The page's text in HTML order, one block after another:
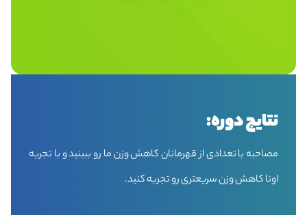
نتایج دوره:
مصاحبه با تعدادی از قهرمانان کاهش وزن ما رو ببینید و با تجربه
اونا کاهش وزن سریعتری رو تجربه کنید.